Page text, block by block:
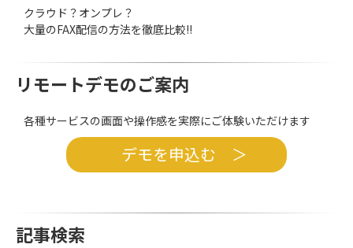
クラウド？オンプレ？
大量のFAX配信の方法を徹底比較!!
リモートデモのご案内
各種サービスの画面や操作感を実際にご体験いただけます
デモを申込む ＞
記事検索